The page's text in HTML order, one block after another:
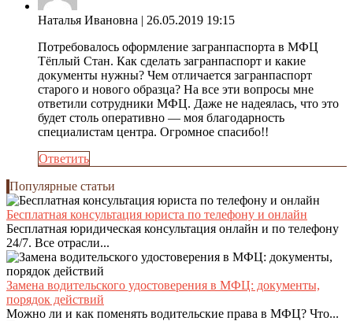
Наталья Ивановна | 26.05.2019 19:15
Потребовалось оформление загранпаспорта в МФЦ
Тёплый Стан. Как сделать загранпаспорт и какие
документы нужны? Чем отличается загранпаспорт
старого и нового образца? На все эти вопросы мне
ответили сотрудники МФЦ. Даже не надеялась, что это
будет столь оперативно — моя благодарность
специалистам центра. Огромное спасибо!!
Ответить
Популярные статьи
Бесплатная консультация юриста по телефону и онлайн
Бесплатная юридическая консультация онлайн и по телефону
24/7. Все отрасли...
Замена водительского удостоверения в МФЦ: документы,
порядок действий
Можно ли и как поменять водительские права в МФЦ? Что...